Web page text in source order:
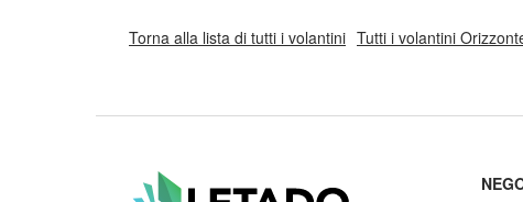
Torna alla lista di tutti i volantini Tutti i volantini